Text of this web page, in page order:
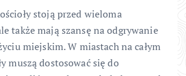
stoją przed wieloma
także mają szansę na odgrywanie
miejskim. W miastach na całym
muszą dostosować się do